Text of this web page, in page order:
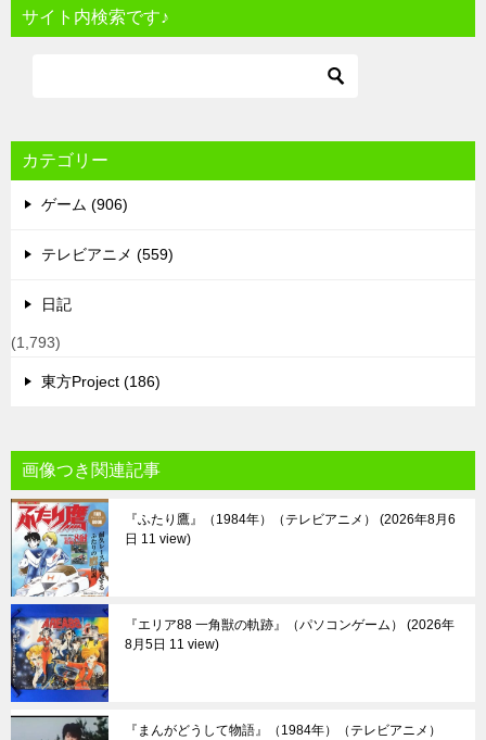
サイト内検索です♪
カテゴリー
ゲーム (906)
テレビアニメ (559)
日記
(1,793)
東方Project (186)
画像つき関連記事
『ふたり鷹』（1984年）（テレビアニメ）
2026年8月6
日 11 view
『エリア88 一角獣の軌跡』（パソコンゲーム）
2026年
8月5日 11 view
『まんがどうして物語』（1984年）（テレビアニメ）